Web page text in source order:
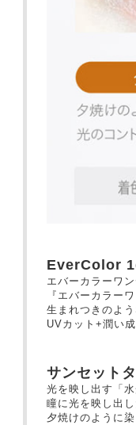
EverColor
エバーカラーワ
『エバーカラー
生まれつきのよ
UVカット+潤い
サンセット
光を映し出す「水
瞳に光を映し出
夕焼けのように